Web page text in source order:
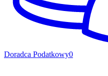
Doradca Podatkowy0